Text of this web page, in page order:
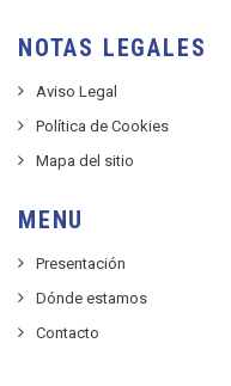
NOTAS LEGALES
Aviso Legal
Política de Cookies
Mapa del sitio
MENU
Presentación
Dónde estamos
Contacto